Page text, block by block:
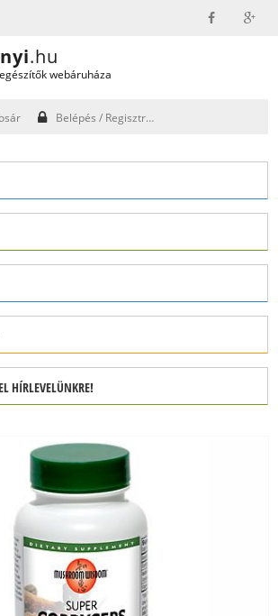
.hu
webáruháza
Belépés / Regisztráció
A kosár üres.
0Ft
Összesen:
CORDYCEPS SINENSIS)
GRIFOLA FRONDOSA)
és hamarosan válaszolunk!
info@drtihanyi.hu
HÍRLEVELÜNKRE!
ajánlatok Önnek
legújabb cikkeinkről
is lehet természetes